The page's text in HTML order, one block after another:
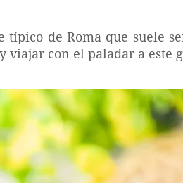
de Roma que suele
viajar con el paladar a este